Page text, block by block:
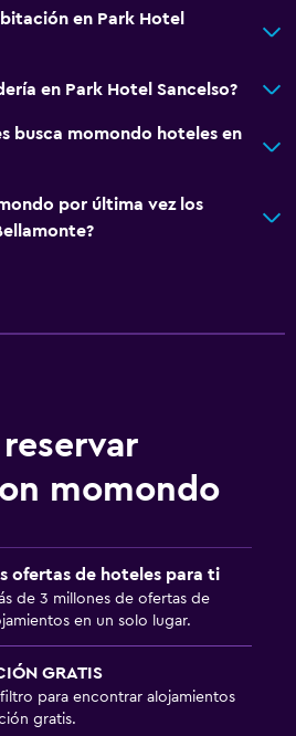
conectadas
en Park Hotel
en Park Hotel Sancelso?
busca momondo hoteles en
por última vez los
momondo
ofertas de hoteles para ti
de 3 millones de ofertas de
en un solo lugar.
GRATIS
para encontrar alojamientos
gratis.